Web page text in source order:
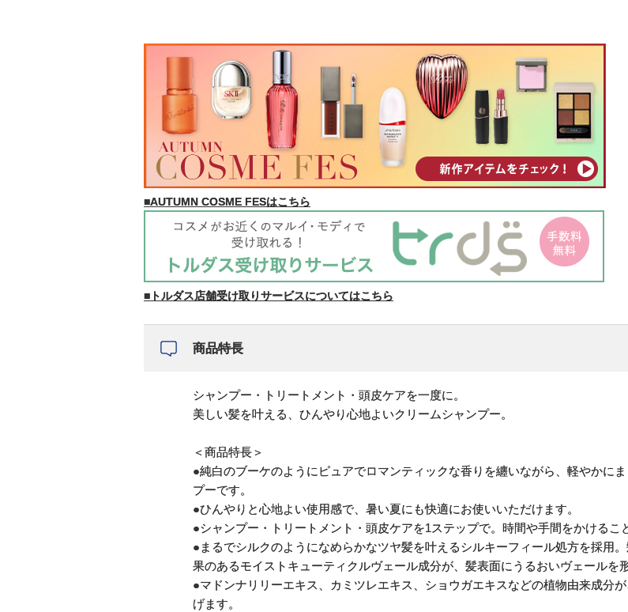
■AUTUMN COSME FESはこちら
■トルダス店舗受け取りサービスについてはこちら
商品特長
シャンプー・トリートメント・頭皮ケアを一度に。
美しい髪を叶える、ひんやり心地よいクリームシャンプー。
＜商品特長＞
●純白のブーケのようにピュアでロマンティックな香りを纏いながら、軽やかに
プーです。
●ひんやりと心地よい使用感で、暑い夏にも快適にお使いいただけます。
●シャンプー・トリートメント・頭皮ケアを1ステップで。時間や手間をかけるこ
●まるでシルクのようになめらかなツヤ髪を叶えるシルキーフィール処方を採用
果のあるモイストキューティクルヴェール成分が、髪表面にうるおいヴェールを
●マドンナリリーエキス、カミツレエキス、ショウガエキスなどの植物由来成分
げます。